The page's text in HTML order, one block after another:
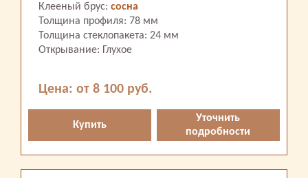
Клееный брус: сосна
Толщина профиля: 78 мм
Толщина стеклопакета: 24 мм
Открывание: Глухое
Цена: от 8 100 руб.
Купить
Уточнить
подробности